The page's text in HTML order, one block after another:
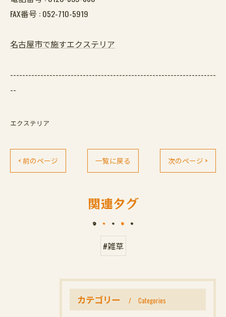
FAX番号 : 052-710-5919
名古屋市で施すエクステリア
--------------------------------------------------------------------
--
エクステリア
< 前のページ 一覧に戻る 次のページ >
関連タグ
#雑草
カテゴリー Categories